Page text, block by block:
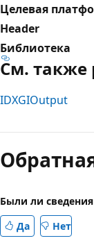
Целевая
Header
Библиотека
См. также
IDXGIOutput
чтения
выключен
Были ли
Да
Нет